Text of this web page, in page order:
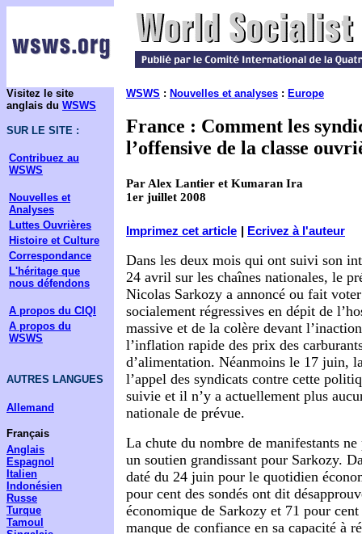
Visitez le site
anglais du WSWS
SUR LE SITE :
Contribuez au
WSWS
Nouvelles et
Analyses
Luttes Ouvrières
Histoire et Culture
Correspondance
L'héritage que
nous défendons
A propos du CIQI
A propos du
WSWS
AUTRES LANGUES
Allemand
Français
Anglais
Espagnol
Italien
Indonésien
Russe
Turque
Tamoul
WSWS : Nouvelles et analyses : Europe
France : Comment les
l’offensive de la classe
Par Alex Lantier et Kumaran Ira
1er juillet 2008
Imprimez cet article Ecrivez à l'auteur
Dans les deux mois qui ont suivi son
24 avril sur les chaînes nationales, le
Nicolas Sarkozy a annoncé ou fait
socialement régressives en dépit de
massive et de la colère devant
l’inflation rapide des prix des
d’alimentation. Néanmoins le 17 juin,
l’appel des syndicats contre cette
suivie et il n’y a actuellement plus
nationale de prévue.
La chute du nombre de manifestants
un soutien grandissant pour Sarkozy.
daté du 24 juin pour le quotidien
pour cent des sondés ont dit
économique de Sarkozy et 71 pour
manque de confiance en sa capacité à